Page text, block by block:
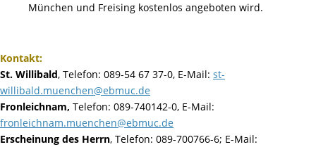
München und Freising kostenlos angeboten wird.
Kontakt:
St. Willibald, Telefon: 089-54 67 37-0, E-Mail: st-
willibald.muenchen@ebmuc.de
Fronleichnam, Telefon: 089-740142-0, E-Mail:
fronleichnam.muenchen@ebmuc.de
Erscheinung des Herrn, Telefon: 089-700766-6; E-Mail: